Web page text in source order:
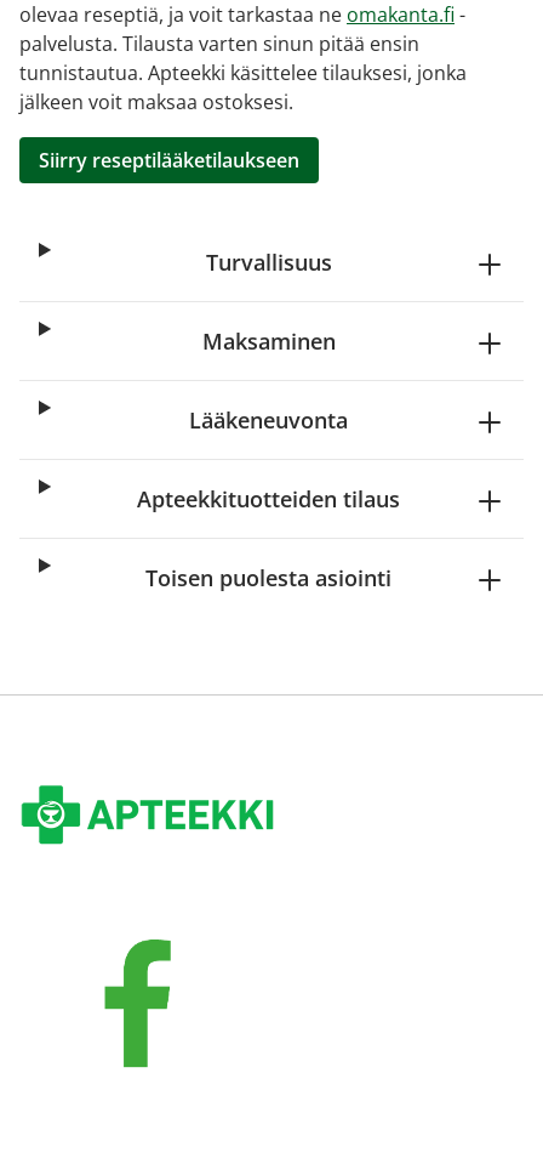
olevaa reseptiä, ja voit tarkastaa ne omakanta.fi -
palvelusta. Tilausta varten sinun pitää ensin
tunnistautua. Apteekki käsittelee tilauksesi, jonka
jälkeen voit maksaa ostoksesi.
Siirry reseptilääketilaukseen
Turvallisuus
Maksaminen
Lääkeneuvonta
Apteekkituotteiden tilaus
Toisen puolesta asiointi